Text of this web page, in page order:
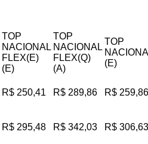
TOP
NACIONAL
FLEX(E)
(E)
TOP
NACIONAL
FLEX(Q)
(A)
TOP
(E)
R$ 250,41 R$ 289,86 R$ 259,86
R$ 295,48 R$ 342,03 R$ 306,63